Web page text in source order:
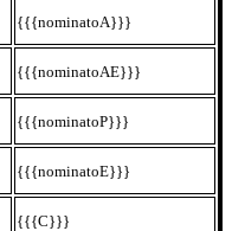
{{{nominatoA}}}
{{{nominatoAE}}}
{{{nominatoP}}}
{{{nominatoE}}}
{{{C}}}